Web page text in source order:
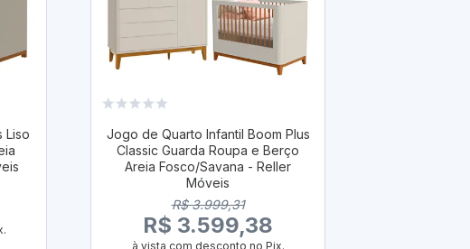
Liso
Jogo de Quarto Infantil Boom Plus
Classic Guarda Roupa e Berço
Areia Fosco/Savana - Reller
Móveis
R$ 3.999,31
R$ 3.599,38
à vista com desconto no Pix.